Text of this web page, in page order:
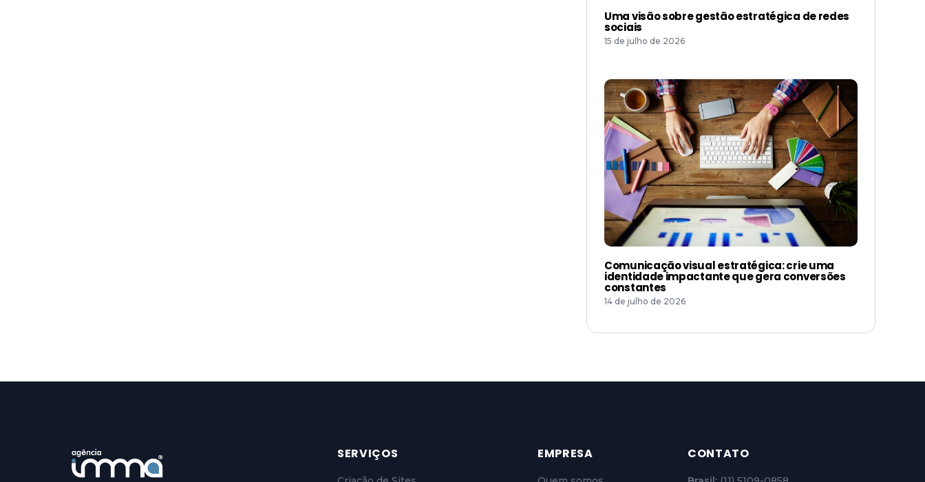
Uma visão sobre gestão estratégica de redes
sociais
15 de julho de 2026
Comunicação visual estratégica: crie uma
identidade impactante que gera conversões
constantes
14 de julho de 2026
SERVIÇOS EMPRESA CONTATO